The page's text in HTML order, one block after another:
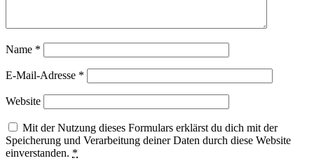
Name *
E-Mail-Adresse *
Website
Mit der Nutzung dieses Formulars erklärst du dich mit der
Speicherung und Verarbeitung deiner Daten durch diese Website
einverstanden. *